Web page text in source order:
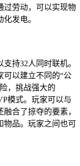
过劳动，可以实现物
发电。
持32人同时联机。
可以建立不同的“公
，挑战强大的
模式。玩家可以与
合了掠夺的要素，
物品。玩家之间也可